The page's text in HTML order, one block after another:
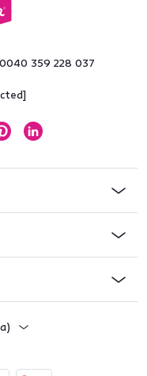
0040 359 228 037